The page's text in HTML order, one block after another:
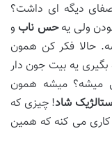
دیگه ای داشت؟
ولی یهحس ناب و
حالا فکر کن همون
یه بیت جون دار
میشه؟ میشه همون
شاد! چیزی که
می کنه که همین